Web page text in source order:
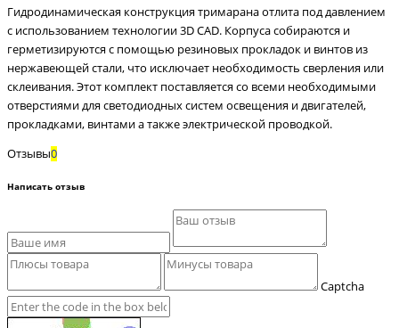
Гидродинамическая конструкция тримарана отлита под давлением
с использованием технологии 3D CAD. Корпуса собираются и
герметизируются с помощью резиновых прокладок и винтов из
нержавеющей стали, что исключает необходимость сверления или
склеивания. Этот комплект поставляется со всеми необходимыми
отверстиями для светодиодных систем освещения и двигателей,
прокладками, винтами а также электрической проводкой.
Отзывы0
Написать отзыв
Captcha